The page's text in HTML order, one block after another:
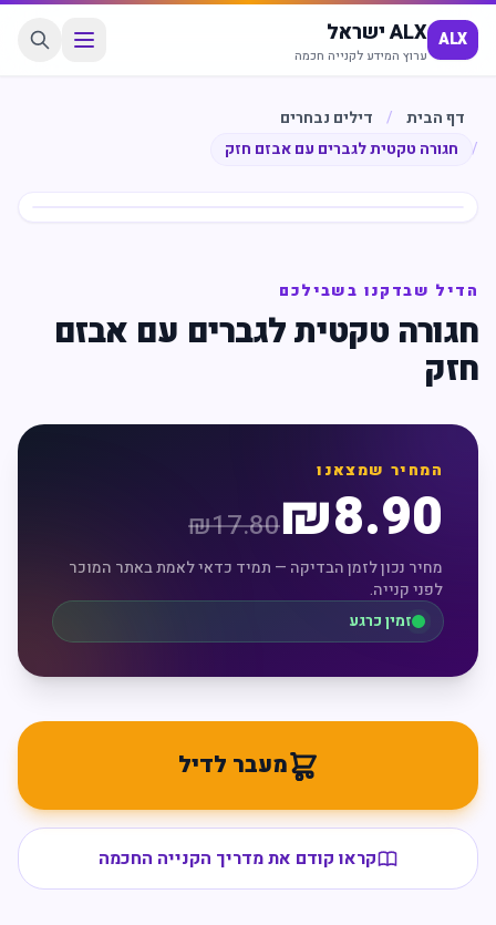
ALX ALX ישראל
ערוץ המידע לקנייה חכמה
דף הבית /
דילים נבחרים
/
חגורה טקטית לגברים עם אבזם חזק
הדיל שבדקנו בשבילכם
חגורה טקטית לגברים עם אבזם
חזק
המחיר שמצאנו
₪8.90
₪17.80
מחיר נכון לזמן הבדיקה — תמיד כדאי לאמת באתר המוכר
לפני קנייה.
זמין כרגע
מעבר לדיל
קראו קודם את מדריך הקנייה החכמה